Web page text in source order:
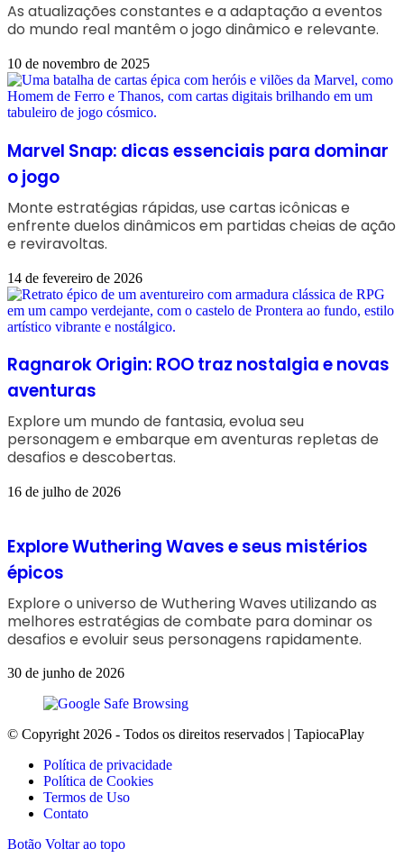
As atualizações constantes e a adaptação a eventos
do mundo real mantêm o jogo dinâmico e relevante.
10 de novembro de 2025
Marvel Snap: dicas essenciais para dominar
o jogo
Monte estratégias rápidas, use cartas icônicas e
enfrente duelos dinâmicos em partidas cheias de ação
e reviravoltas.
14 de fevereiro de 2026
Ragnarok Origin: ROO traz nostalgia e novas
aventuras
Explore um mundo de fantasia, evolua seu
personagem e embarque em aventuras repletas de
desafios e descobertas.
16 de julho de 2026
Explore Wuthering Waves e seus mistérios
épicos
Explore o universo de Wuthering Waves utilizando as
melhores estratégias de combate para dominar os
desafios e evoluir seus personagens rapidamente.
30 de junho de 2026
© Copyright 2026 - Todos os direitos reservados | TapiocaPlay
Política de privacidade
Política de Cookies
Termos de Uso
Contato
Botão Voltar ao topo